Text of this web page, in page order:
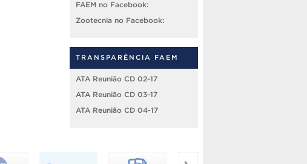
FAEM no Facebook:
Zootecnia no Facebook:
TRANSPARÊNCIA FAEM
ATA Reunião CD 02-17
ATA Reunião CD 03-17
ATA Reunião CD 04-17